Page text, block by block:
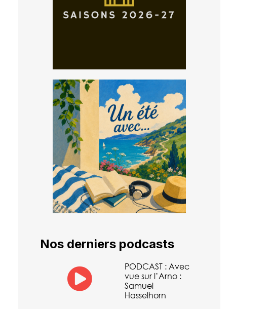
Nos derniers podcasts
PODCAST : Avec
vue sur l’Arno :
Samuel
Hasselhorn